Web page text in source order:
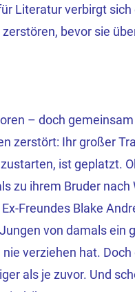
Literatur verbirgt sich
bevor sie
– doch
zerstört: Ihr großer
ist geplatzt.
zu ihrem Bruder nach
Freundes Blake
von damals ein
verziehen hat. Doch
als je zuvor. Und